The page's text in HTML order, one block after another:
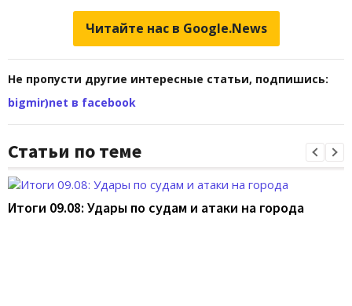
Читайте нас в Google.News
Не пропусти другие интересные статьи, подпишись:
bigmir)net в facebook
Статьи по теме
Итоги 09.08: Удары по судам и атаки на города